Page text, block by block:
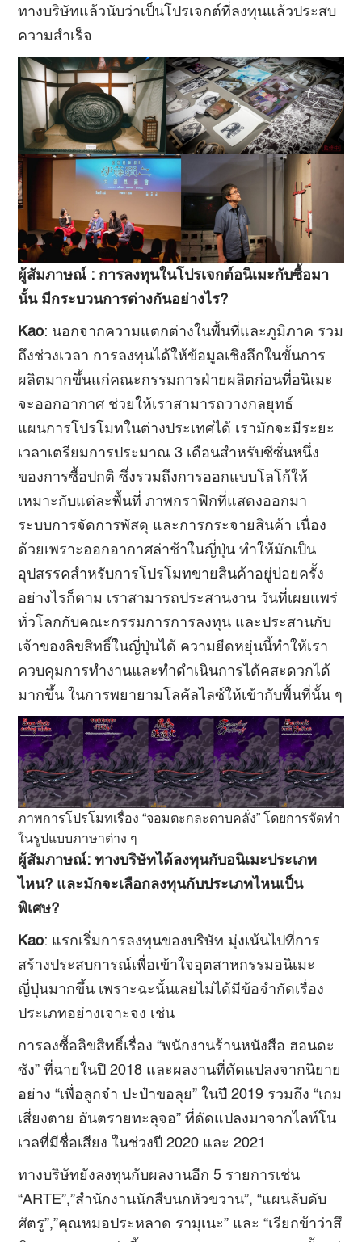
ทางบริษัทแล้วนับว่าเป็นโปรเจกต์ที่ลงทุนแล้วประสบ
ความสำเร็จ
ผู้สัมภาษณ์ : การลงทุนในโปรเจกต์อนิเมะกับซื้อมา
นั้น มีกระบวนการต่างกันอย่างไร?
Kao: นอกจากความแตกต่างในพื้นที่และภูมิภาค รวม
ถึงช่วงเวลา การลงทุนได้ให้ข้อมูลเชิงลึกในขั้นการ
ผลิตมากขึ้นแก่คณะกรรมการฝ่ายผลิตก่อนที่อนิเมะ
จะออกอากาศ ช่วยให้เราสามารถวางกลยุทธ์
แผนการโปรโมทในต่างประเทศได้ เรามักจะมีระยะ
เวลาเตรียมการประมาณ 3 เดือนสำหรับซีซั่นหนึ่ง
ของการซื้อปกติ ซึ่งรวมถึงการออกแบบโลโก้ให้
เหมาะกับแต่ละพื้นที่ ภาพกราฟิกที่แสดงออกมา
ระบบการจัดการพัสดุ และการกระจายสินค้า เนื่อง
ด้วยเพราะออกอากาศล่าช้าในญี่ปุ่น ทำให้มักเป็น
อุปสรรคสำหรับการโปรโมทขายสินค้าอยู่บ่อยครั้ง
อย่างไรก็ตาม เราสามารถประสานงาน วันที่เผยแพร่
ทั่วโลกกับคณะกรรมการการลงทุน และประสานกับ
เจ้าของลิขสิทธิ์ในญี่ปุ่นได้ ความยืดหยุ่นนี้ทำให้เรา
ควบคุมการทำงานและทำดำเนินการได้คสะดวกได้
มากขึ้น ในการพยายามโลคัลไลซ์ให้เข้ากับพื้นที่นั้น ๆ
ภาพการโปรโมทเรื่อง “จอมตะกละดาบคลั่ง” โดยการจัดทำ
ในรูปแบบภาษาต่าง ๆ
ผู้สัมภาษณ์:ทางบริษัทได้ลงทุนกับอนิเมะประเภท
ไหน? และมักจะเลือกลงทุนกับประเภทไหนเป็น
พิเศษ?
Kao: แรกเริ่มการลงทุนของบริษัท มุ่งเน้นไปที่การ
สร้างประสบการณ์เพื่อเข้าใจอุตสาหกรรมอนิเมะ
ญี่ปุ่นมากขึ้น เพราะฉะนั้นเลยไม่ได้มีข้อจำกัดเรื่อง
ประเภทอย่างเจาะจง เช่น
การลงซื้อลิขสิทธิ์เรื่อง “พนักงานร้านหนังสือ ฮอนดะ
ซัง” ที่ฉายในปี 2018 และผลงานที่ดัดแปลงจากนิยาย
อย่าง “เพื่อลูกจ๋า ปะป๋าขอลุย” ในปี 2019 รวมถึง “เกม
เสี่ยงตาย อันตรายทะลุจอ” ที่ดัดแปลงมาจากไลท์โน
เวลที่มีชื่อเสียง ในช่วงปี 2020 และ 2021
ทางบริษัทยังลงทุนกับผลงานอีก 5 รายการเช่น
“ARTE”,”สำนักงานนักสืบนกหัวขวาน”, “แผนลับดับ
ศัตรู”,”คุณหมอประหลาด รามุเนะ” และ “เรียกข้าว่าสึ